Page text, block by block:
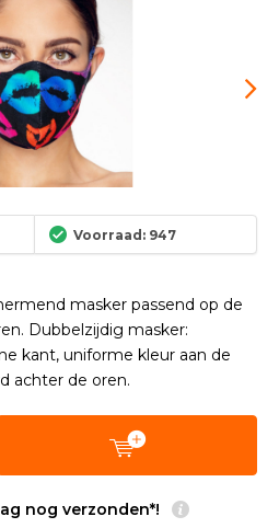
Voorraad: 947
masker passend op de
Dubbelzijdig masker:
kant, uniforme kleur aan de
achter de oren.
nog verzonden*!